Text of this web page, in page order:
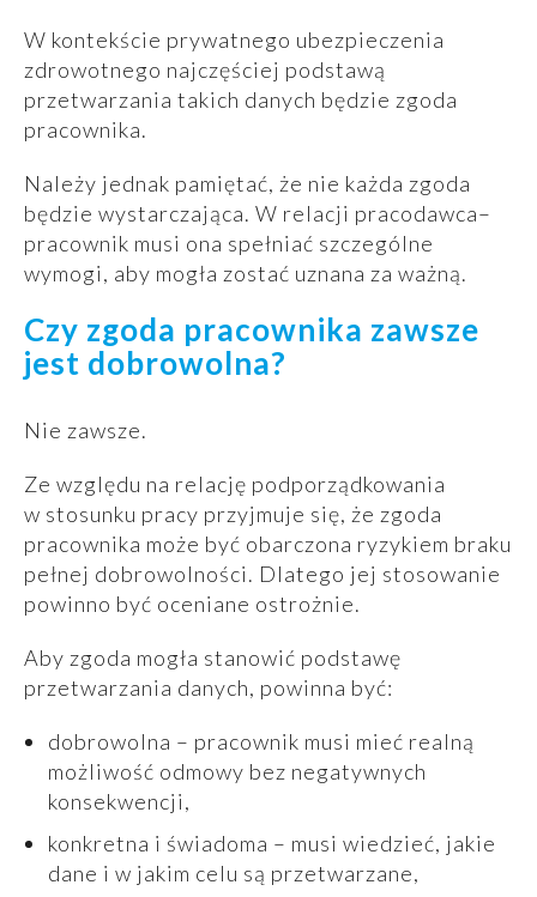
W kontekście prywatnego ubezpieczenia
zdrowotnego najczęściej podstawą
przetwarzania takich danych będzie zgoda
pracownika.
Należy jednak pamiętać, że nie każda zgoda
będzie wystarczająca. W relacji pracodawca–
pracownik musi ona spełniać szczególne
wymogi, aby mogła zostać uznana za ważną.
Czy zgoda pracownika zawsze
jest dobrowolna?
Nie zawsze.
Ze względu na relację podporządkowania
w stosunku pracy przyjmuje się, że zgoda
pracownika może być obarczona ryzykiem braku
pełnej dobrowolności. Dlatego jej stosowanie
powinno być oceniane ostrożnie.
Aby zgoda mogła stanowić podstawę
przetwarzania danych, powinna być:
dobrowolna – pracownik musi mieć realną
możliwość odmowy bez negatywnych
konsekwencji,
konkretna i świadoma – musi wiedzieć, jakie
dane i w jakim celu są przetwarzane,